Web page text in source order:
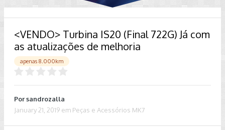
<VENDO> Turbina IS20 (Final 722G) Já com
as atualizações de melhoria
apenas 8.000km
Porsandrozalla
January 21, 2019 em Peças e Acessórios MK7